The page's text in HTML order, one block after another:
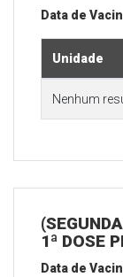
Data de
Unidade
Nenhum
1ª DOSE
Data de